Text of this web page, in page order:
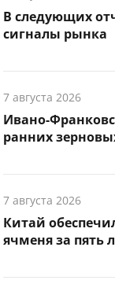
В следующих
сигналы рынка
7 августа 2026
Ивано-
ранних
7 августа 2026
Китай
ячменя за пять